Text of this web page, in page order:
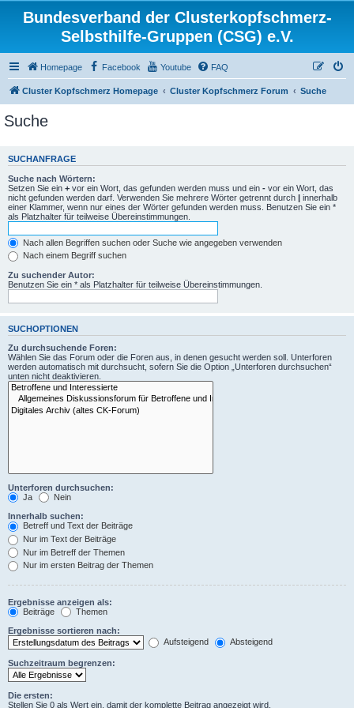
Bundesverband der Clusterkopfschmerz-
Selbsthilfe-Gruppen (CSG) e.V.
Homepage Facebook Youtube FAQ
Cluster Kopfschmerz Homepage Cluster Kopfschmerz Forum Suche
Suche
SUCHANFRAGE
Suche nach Wörtern:
Setzen Sie ein + vor ein Wort, das gefunden werden muss und ein - vor ein Wort, das
nicht gefunden werden darf. Verwenden Sie mehrere Wörter getrennt durch | innerhalb
einer Klammer, wenn nur eines der Wörter gefunden werden muss. Benutzen Sie ein *
als Platzhalter für teilweise Übereinstimmungen.
Nach allen Begriffen suchen oder Suche wie angegeben verwenden
Nach einem Begriff suchen
Zu suchender Autor:
Benutzen Sie ein * als Platzhalter für teilweise Übereinstimmungen.
SUCHOPTIONEN
Zu durchsuchende Foren:
Wählen Sie das Forum oder die Foren aus, in denen gesucht werden soll. Unterforen
werden automatisch mit durchsucht, sofern Sie die Option „Unterforen durchsuchen“
unten nicht deaktivieren.
Unterforen durchsuchen:
Ja
Nein
Innerhalb suchen:
Betreff und Text der Beiträge
Nur im Text der Beiträge
Nur im Betreff der Themen
Nur im ersten Beitrag der Themen
Ergebnisse anzeigen als:
Beiträge
Themen
Ergebnisse sortieren nach:
Aufsteigend
Absteigend
Suchzeitraum begrenzen:
Die ersten:
Stellen Sie 0 als Wert ein, damit der komplette Beitrag angezeigt wird.